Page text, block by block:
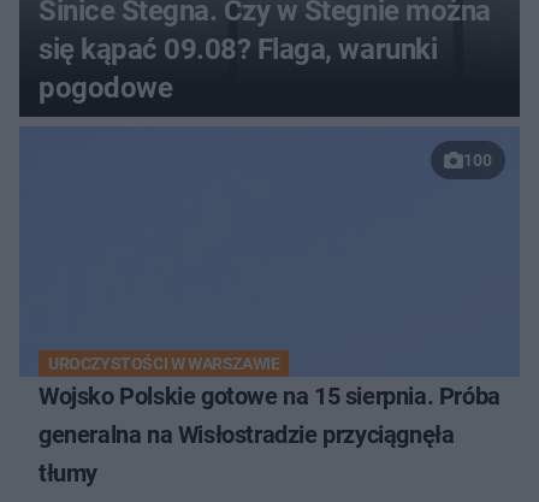
Sinice Stegna. Czy w Stegnie można
się kąpać 09.08? Flaga, warunki
pogodowe
100
UROCZYSTOŚCI W WARSZAWIE
Wojsko Polskie gotowe na 15 sierpnia. Próba
generalna na Wisłostradzie przyciągnęła
tłumy